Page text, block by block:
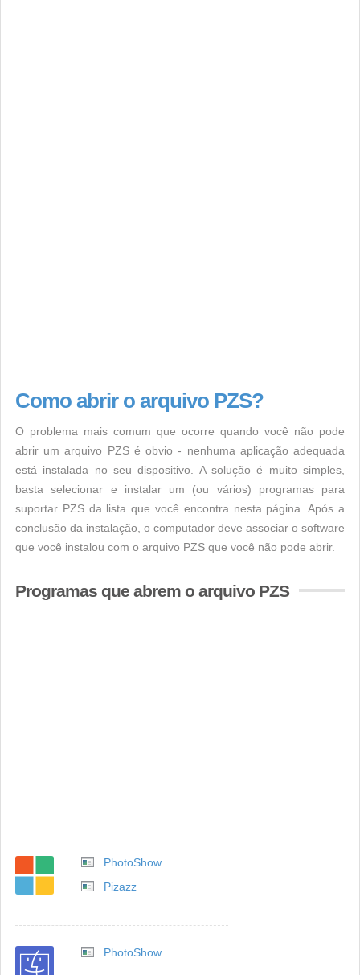
Como abrir o arquivo PZS?
O problema mais comum que ocorre quando você não pode
abrir um arquivo PZS é obvio - nenhuma aplicação adequada
está instalada no seu dispositivo. A solução é muito simples,
basta selecionar e instalar um (ou vários) programas para
suportar PZS da lista que você encontra nesta página. Após a
conclusão da instalação, o computador deve associar o software
que você instalou com o arquivo PZS que você não pode abrir.
Programas que abrem o arquivo PZS
PhotoShow
Pizazz
PhotoShow